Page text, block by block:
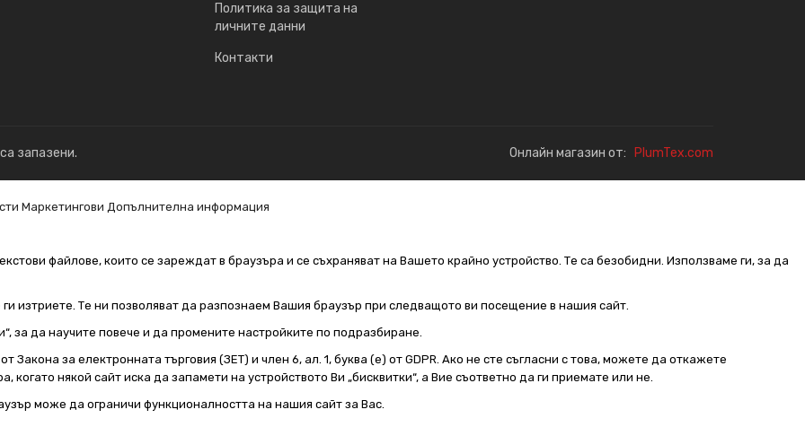
Политика за защита на
личните данни
Контакти
запазени. Онлайн магазин от: PlumTex.com
Маркетингови Допълнителна информация
файлове, които се зареждат в браузъра и се съхраняват на Вашето крайно устройство. Те са безобидни. Използваме ги, за да
ги изтриете. Те ни позволяват да разпознаем Вашия браузър при следващото ви посещение в нашия сайт.
за да научите повече и да промените настройките по подразбиране.
Закона за електронната търговия (ЗЕТ) и член 6, ал. 1, буква (е) от GDPR. Ако не сте съгласни с това, можете да откажете
някой сайт иска да запамети на устройството Ви „бисквитки“, а Вие съответно да ги приемате или не.
може да ограничи функционалността на нашия сайт за Вас.